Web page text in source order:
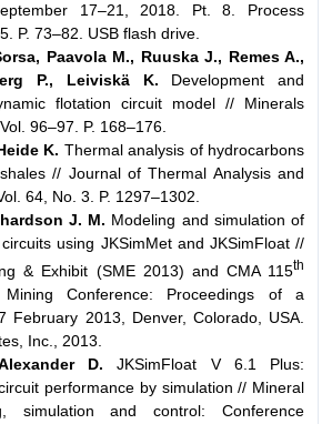
17–21, 2018. Pt. 8. Process
P. 73–82. USB flash drive.
Paavola M., Ruuska J., Remes A.,
P., Leiviskä K. Development and
flotation circuit model // Minerals
96–97. P. 168–176.
K. Thermal analysis of hydrocarbons
// Journal of Thermal Analysis and
64, No. 3. P. 1297–1302.
J. M. Modeling and simulation of
using JKSimMet and JKSimFloat //
& Exhibit (SME 2013) and CMA 115th
Mining Conference: Proceedings of a
February 2013, Denver, Colorado, USA.
Inc., 2013.
D. JKSimFloat V 6.1 Plus:
performance by simulation // Mineral
simulation and control: Conference